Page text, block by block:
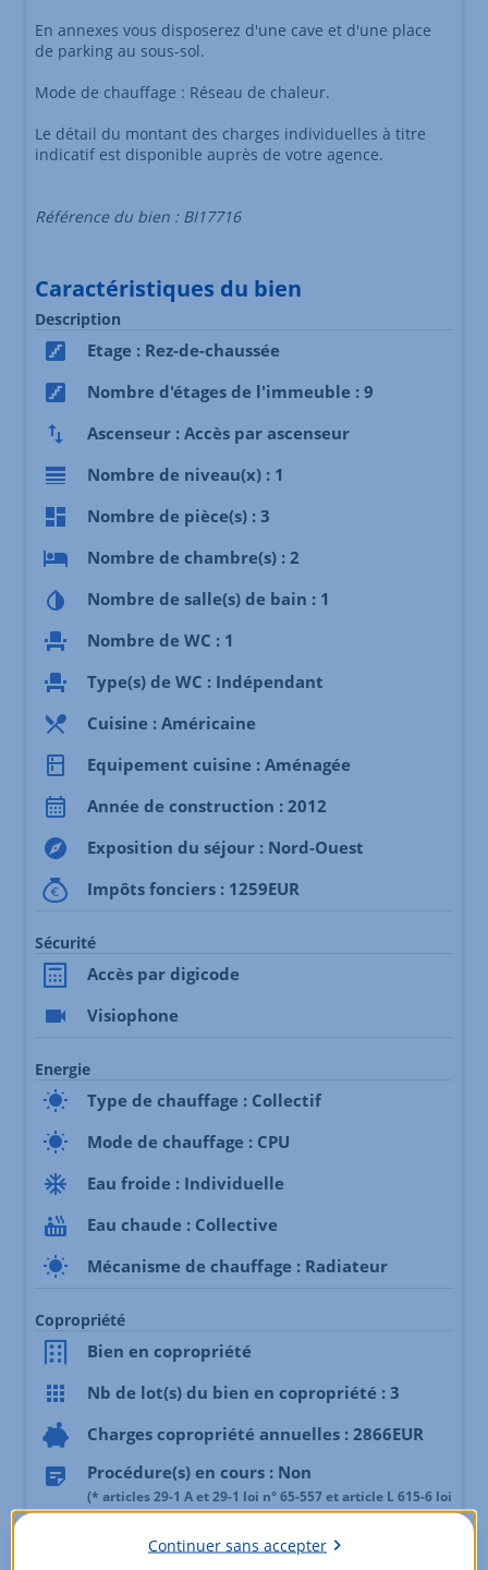
En annexes vous disposerez d'une cave et d'une place
de parking au sous-sol.
Mode de chauffage : Réseau de chaleur.
Le détail du montant des charges individuelles à titre
indicatif est disponible auprès de votre agence.
Référence du bien : BI17716
Caractéristiques du bien
Description
Etage : Rez-de-chaussée
Nombre d'étages de l'immeuble : 9
Ascenseur : Accès par ascenseur
Nombre de niveau(x) : 1
Nombre de pièce(s) : 3
Nombre de chambre(s) : 2
Nombre de salle(s) de bain : 1
Nombre de WC : 1
Type(s) de WC : Indépendant
Cuisine : Américaine
Equipement cuisine : Aménagée
Année de construction : 2012
Exposition du séjour : Nord-Ouest
Impôts fonciers : 1259EUR
Sécurité
Accès par digicode
Visiophone
Energie
Type de chauffage : Collectif
Mode de chauffage : CPU
Eau froide : Individuelle
Eau chaude : Collective
Mécanisme de chauffage : Radiateur
Copropriété
Bien en copropriété
Nb de lot(s) du bien en copropriété : 3
Charges copropriété annuelles : 2866EUR
Procédure(s) en cours : Non
(* articles 29-1 A et 29-1 loi n° 65-557 et article L 615-6 loi
n°2014-366)
Nombre total de lots de la copropriété : 217
Continuer sans accepter